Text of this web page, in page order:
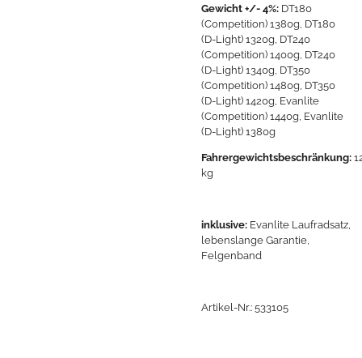
Gewicht +/- 4%: DT180
(Competition) 1380g, DT180
(D-Light) 1320g, DT240
(Competition) 1400g, DT240
(D-Light) 1340g, DT350
(Competition) 1480g, DT350
(D-Light) 1420g, Evanlite
(Competition) 1440g, Evanlite
(D-Light) 1380g
Fahrergewichtsbeschränkung:
kg
inklusive: Evanlite Laufradsatz,
lebenslange Garantie,
Felgenband
Artikel-Nr.: 533105